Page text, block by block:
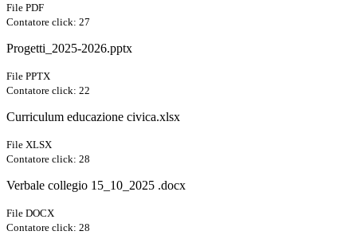
File PDF
Contatore click: 27
Progetti_2025-2026.pptx
File PPTX
Contatore click: 22
Curriculum educazione civica.xlsx
File XLSX
Contatore click: 28
Verbale collegio 15_10_2025 .docx
File DOCX
Contatore click: 28